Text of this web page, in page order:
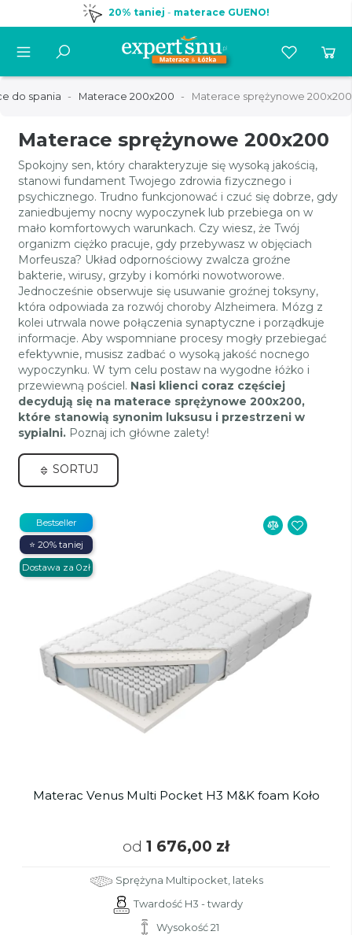
20% taniej - materace GUENO!
do spania Materace 200x200 Materace sprężynowe 200x200
Materace sprężynowe 200x200
Spokojny sen, który charakteryzuje się wysoką jakością,
stanowi fundament Twojego zdrowia fizycznego i
psychicznego. Trudno funkcjonować i czuć się dobrze, gdy
zaniedbujemy nocny wypoczynek lub przebiega on w
mało komfortowych warunkach. Czy wiesz, że Twój
organizm ciężko pracuje, gdy przebywasz w objęciach
Morfeusza? Układ odpornościowy zwalcza groźne
bakterie, wirusy, grzyby i komórki nowotworowe.
Jednocześnie obserwuje się usuwanie groźnej toksyny,
która odpowiada za rozwój choroby Alzheimera. Mózg z
kolei utrwala nowe połączenia synaptyczne i porządkuje
informacje. Aby wspomniane procesy mogły przebiegać
efektywnie, musisz zadbać o wysoką jakość nocnego
wypoczynku. W tym celu postaw na wygodne łóżko i
przewiewną pościel. Nasi klienci coraz częściej
decydują się na materace sprężynowe 200x200,
które stanowią synonim luksusu i przestrzeni w
sypialni. Poznaj ich główne zalety!
SORTUJ
Materac Venus Multi Pocket H3 M&K foam Koło
od 1 676,00 zł
Sprężyna Multipocket, lateks
Twardość H3 - twardy
Wysokość 21
Bestseller
⭐ 20% taniej
Dostawa za 0zł